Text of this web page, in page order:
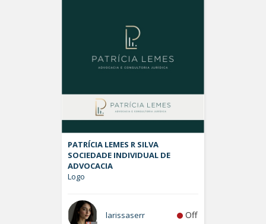
PATRÍCIA LEMES R SILVA
SOCIEDADE INDIVIDUAL DE
ADVOCACIA
Logo
larissaserr Off